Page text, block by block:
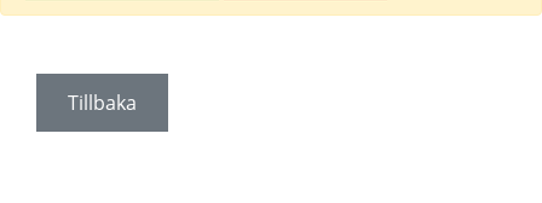
Tillbaka